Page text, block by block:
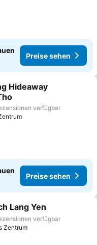
Preise sehen
hinzufügen
Hideaway
verfügbar
Preise sehen
hinzufügen
Lang Yen
verfügbar
Zentrum